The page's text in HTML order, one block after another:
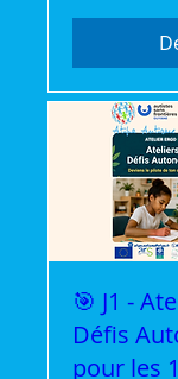
🎯 J1 -
Défis
pour les